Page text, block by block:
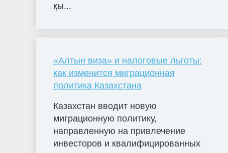
қы...
«Алтын виза» и налоговые льготы:
как изменится миграционная
политика Казахстана
Казахстан вводит новую
миграционную политику,
направленную на привлечение
инвесторов и квалифицированных